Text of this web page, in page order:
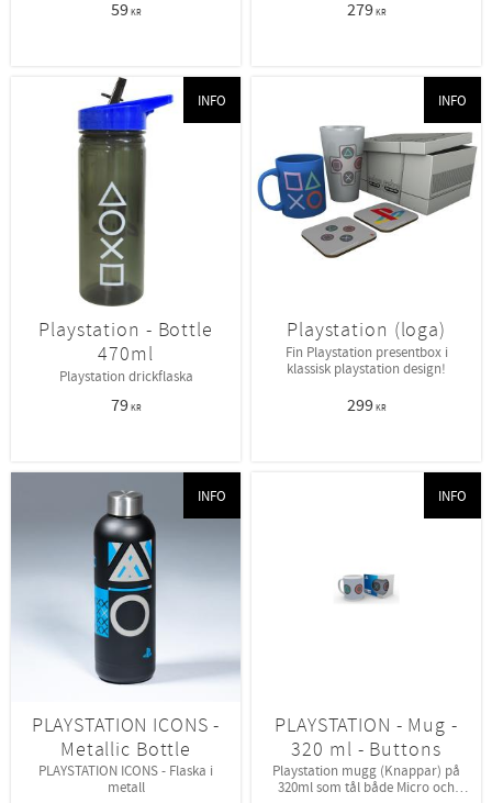
59KR 279KR
Playstation - Bottle
470ml
Playstation drickflaska
79KR
INFO
Playstation (loga)
Fin Playstation presentbox i
klassisk playstation design!
299KR
INFO
PLAYSTATION ICONS -
Metallic Bottle
PLAYSTATION ICONS - Flaska i
metall
INFO
PLAYSTATION - Mug -
320 ml - Buttons
Playstation mugg (Knappar) på
320ml som tål både Micro och
INFO